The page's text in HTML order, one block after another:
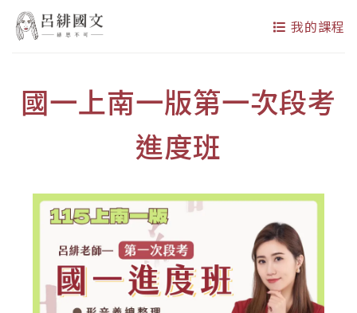
我的課程
國一上南一版第一次段考
進度班